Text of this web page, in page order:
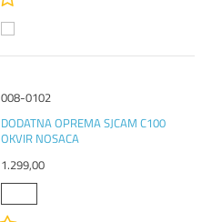
008-0102
DODATNA OPREMA SJCAM C100
OKVIR NOSACA
1.299,00